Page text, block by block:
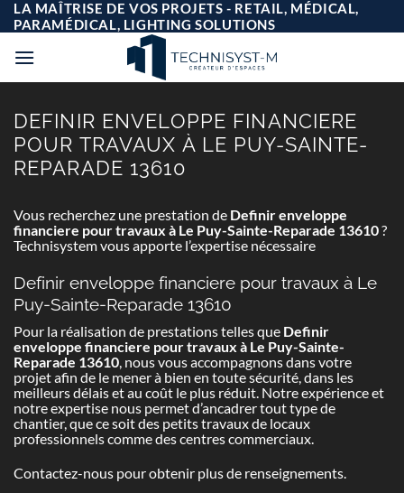
Passer
au
contenu
LA MAÎTRISE DE VOS PROJETS - RETAIL, MÉDICAL,
PARAMÉDICAL, LIGHTING SOLUTIONS
DEFINIR ENVELOPPE FINANCIERE
POUR TRAVAUX À LE PUY-SAINTE-
REPARADE 13610
Vous recherchez une prestation de Definir enveloppe
financiere pour travaux à Le Puy-Sainte-Reparade 13610?
Technisystem vous apporte l’expertise nécessaire
Definir enveloppe financiere pour travaux à Le
Puy-Sainte-Reparade 13610
Pour la réalisation de prestations telles que Definir
enveloppe financiere pour travaux à Le Puy-Sainte-
Reparade 13610, nous vous accompagnons dans votre
projet afin de le mener à bien en toute sécurité, dans les
meilleurs délais et au coût le plus réduit. Notre expérience et
notre expertise nous permet d’ancadrer tout type de
chantier, que ce soit des petits travaux de locaux
professionnels comme des centres commerciaux.
Contactez-nous pour obtenir plus de renseignements.